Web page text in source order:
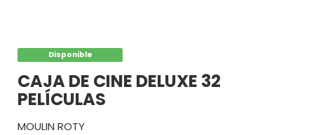
Disponible
CAJA DE CINE DELUXE 32
PELÍCULAS
MOULIN ROTY